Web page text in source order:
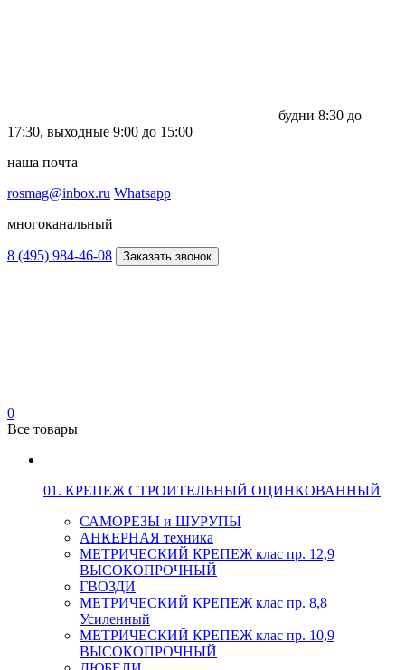
будни 8:30 до
17:30, выходные 9:00 до 15:00
наша почта
rosmag@inbox.ru Whatsapp
многоканальный
8 (495) 984-46-08 Заказать звонок
0
Все товары
01. КРЕПЕЖ СТРОИТЕЛЬНЫЙ ОЦИНКОВАННЫЙ
САМОРЕЗЫ и ШУРУПЫ
АНКЕРНАЯ техника
МЕТРИЧЕСКИЙ КРЕПЕЖ клас пр. 12,9
ВЫСОКОПРОЧНЫЙ
ГВОЗДИ
МЕТРИЧЕСКИЙ КРЕПЕЖ клас пр. 8,8
Усиленный
МЕТРИЧЕСКИЙ КРЕПЕЖ клас пр. 10,9
ВЫСОКОПРОЧНЫЙ